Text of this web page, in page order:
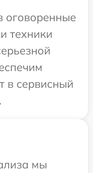
оговоренные
техники
в сервисный
мы